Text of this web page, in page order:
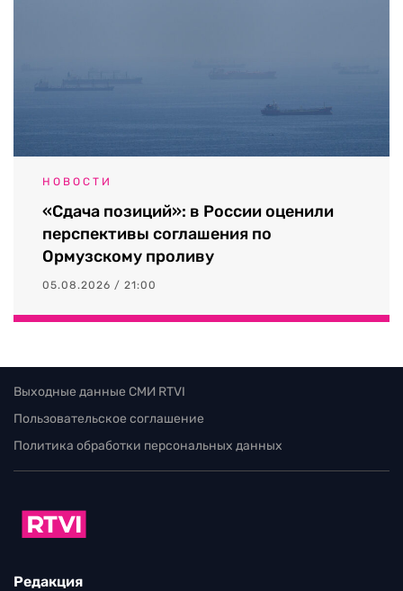
НОВОСТИ
«Сдача позиций»: в России оценили
перспективы соглашения по
Ормузскому проливу
05.08.2026 / 21:00
Выходные данные СМИ RTVI
Пользовательское соглашение
Политика обработки персональных данных
Редакция